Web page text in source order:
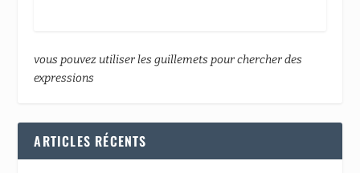
vous pouvez utiliser les guillemets pour chercher des
expressions
ARTICLES RÉCENTS